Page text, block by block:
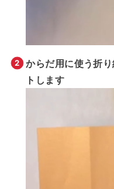
からだ用に使う折
トします